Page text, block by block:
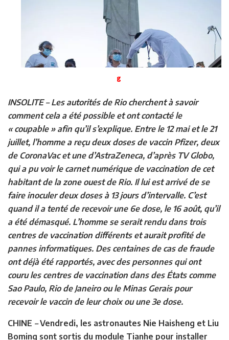
g
INSOLITE–Les autorités de Rio cherchent à savoir
comment cela a été possible et ont contacté le
« coupable » afin qu’il s’explique. Entre le 12 mai et le 21
juillet, l’homme a reçu deux doses de vaccin Pfizer, deux
de CoronaVac et une d’AstraZeneca, d’après TV Globo,
qui a pu voir le carnet numérique de vaccination de cet
habitant de la zone ouest de Rio. Il lui est arrivé de se
faire inoculer deux doses à 13 jours d’intervalle. C’est
quand il a tenté de recevoir une 6e dose, le 16 août, qu’il
a été démasqué. L’homme se serait rendu dans trois
centres de vaccination différents et aurait profité de
pannes informatiques. Des centaines de cas de fraude
ont déjà été rapportés, avec des personnes qui ont
couru les centres de vaccination dans des États comme
Sao Paulo, Rio de Janeiro ou le Minas Gerais pour
recevoir le vaccin de leur choix ou une 3e dose.
CHINE – Vendredi, les astronautes Nie Haisheng et Liu
Boming sont sortis du module Tianhe pour installer